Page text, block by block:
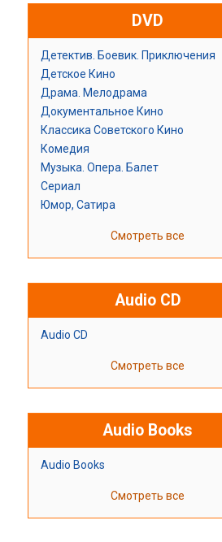
DVD
Детектив. Боевик. Приключения
Детское Кино
Драма. Мелодрама
Документальное Кино
Классика Советского Кино
Комедия
Музыка. Опера. Балет
Сериал
Юмор, Сатира
Смотреть все
Audio CD
Audio CD
Смотреть все
Audio Books
Audio Books
Смотреть все